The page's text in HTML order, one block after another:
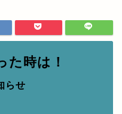
た時は！
らせ